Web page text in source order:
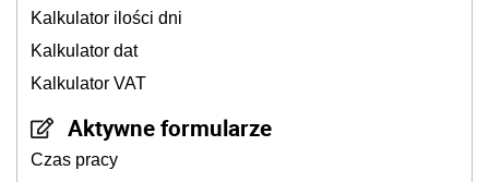
Kalkulator ilości dni
Kalkulator dat
Kalkulator VAT
Aktywne formularze
Czas pracy